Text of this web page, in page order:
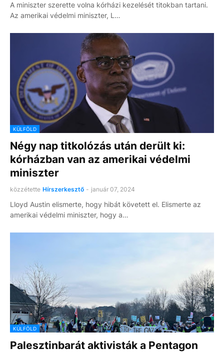
A miniszter szerette volna kórházi kezelését titokban tartani.
Az amerikai védelmi miniszter, L…
KÜLFÖLD
Négy nap titkolózás után derült ki:
kórházban van az amerikai védelmi
miniszter
közzétette Hírszerkesztő - január 07, 2024
Lloyd Austin elismerte, hogy hibát követett el. Elismerte az
amerikai védelmi miniszter, hogy a…
KÜLFÖLD
Palesztinbarát aktivisták a Pentagon